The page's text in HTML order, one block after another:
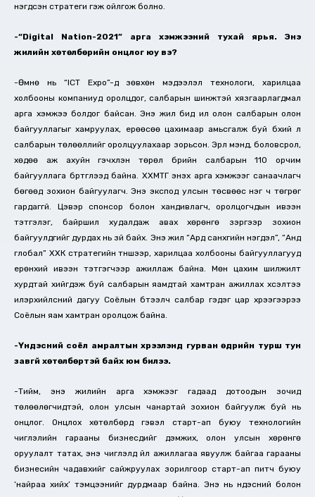
нэгдсэн стратеги гэж ойлгож болно.
-“Digital Nation-2021” арга хэмжээний тухай ярья. Энэ
жилийн хөтөлбөрийн онцлог юу вэ?
-Өмнө нь “ICT Expo”-д зөвхөн мэдээлэл технологи, харилцаа
холбооны компаниуд оролцдог, салбарын шинжтэй хязгаарлагдмал
арга хэмжээ болдог байсан. Энэ жил бид илүү олон салбарын олон
байгууллагыг хамруулах, ерөөсөө цахимаар амьсгалж буй бүхий л
салбарын төлөөллийг оролцуулахаар зорьсон. Эрүүл мэнд, боловсрол,
хөдөө аж ахуйн гэчхлэн төрөл бүрийн салбарын 110 орчим
байгууллага бүртгүүлээд байна. ХХМТГ энэхүү арга хэмжээг санаачлагч
бөгөөд зохион байгуулагч. Энэ экспод улсын төсвөөс нэг ч төгрөг
гардаггүй. Цэвэр спонсор болон хандивлагч, оролцогчдын ивээн
тэтгэлэг, байршил худалдаж авах хөрөнгө зэргээр зохион
байгуулдгийг дурдах нь зүй байх. Энэ жил “Ард санхүүгийн нэгдэл”, “Анд
глобал” ХХК стратегийн түншээр, харилцаа холбооны байгууллагууд
ерөнхий ивээн тэтгэгчээр ажиллаж байна. Мөн цахим шилжилт
хурдтай хийгдэж буй салбарын яамдтай хамтран ажиллах хүсэлтээ
илэрхийлсний дагуу Соёлын бүтээлч салбар гэдэг цар хүрээгээрээ
Соёлын яам хамтран оролцож байна.
-Үндэсний соёл амралтын хүрээлэнд гурван өдрийн турш тун
завгүй хөтөлбөртэй байх юм билээ.
-Тийм, энэ жилийн арга хэмжээг гадаад дотоодын зочид
төлөөлөгчидтэй, олон улсын чанартай зохион байгуулж буй нь
онцлог. Онцлох хөтөлбөрүүд гэвэл старт-ап буюу технологийн
чиглэлийн гарааны бизнесүүдийг дэмжих, олон улсын хөрөнгө
оруулалт татах, энэ чиглэлд үйл ажиллагаа явуулж байгаа гарааны
бизнесийн чадавхийг сайжруулах зорилгоор старт-ап питч буюу
‘найраа хийх’ тэмцээнийг дурдмаар байна. Энэ нь үндэсний болон